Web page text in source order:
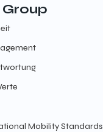
Mobility Standards